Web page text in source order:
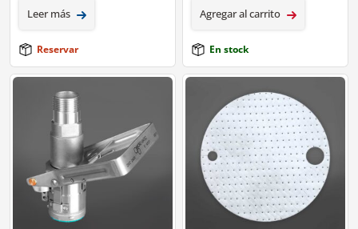
Leer más
Reservar
Agregar al carrito
En stock